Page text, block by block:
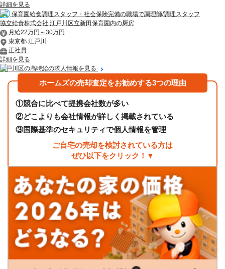
詳細を見る
保育園給食調理スタッフ・社会保険完備の職場で調理師/調理スタッフ
協立給食株式会社 江戸川区立新田保育園内の厨房
月給22万円～30万円
東京都 江戸川
正社員
詳細を見る
江戸川区の高時給の求人情報を見る
ホームズの売却査定をお勧めする3つの理由
①競合に比べて提携会社数が多い
②どこよりも会社情報が詳しく掲載されている
③国際基準のセキュリティで個人情報を管理
ご自宅の売却を検討されている方は
ぜひ以下をクリック！▼